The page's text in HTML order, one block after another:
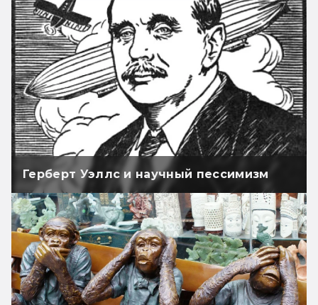
Герберт Уэллс и научный пессимизм